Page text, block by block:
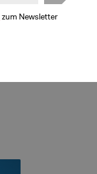
zum Newsletter